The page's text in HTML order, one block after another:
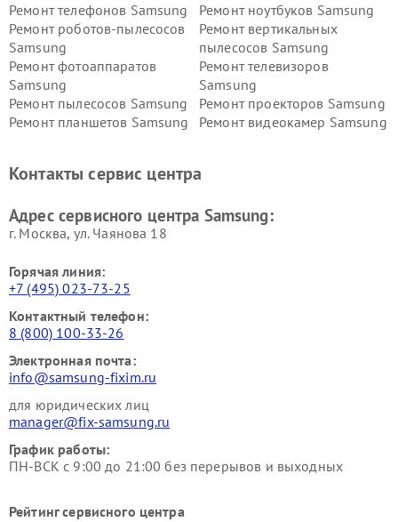
Ремонт телефонов Samsung
Ремонт ноутбуков Samsung
Ремонт роботов-пылесосов
Samsung
Ремонт вертикальных
пылесосов Samsung
Ремонт фотоаппаратов
Samsung
Ремонт телевизоров
Samsung
Ремонт пылесосов Samsung
Ремонт проекторов Samsung
Ремонт планшетов Samsung
Ремонт видеокамер Samsung
Контакты сервис центра
Адрес сервисного центра Samsung:
г. Москва, ул. Чаянова 18
Горячая линия:
+7 (495) 023-73-25
Контактный телефон:
8 (800) 100-33-26
Электронная почта:
info@samsung-fixim.ru
для юридических лиц
manager@fix-samsung.ru
График работы:
ПН-ВСК с 9:00 до 21:00 без перерывов и выходных
Рейтинг сервисного центра